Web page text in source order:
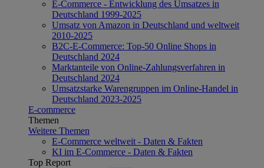
E-Commerce - Entwicklung des Umsatzes in
Deutschland 1999-2025
Umsatz von Amazon in Deutschland und weltweit
2010-2025
B2C-E-Commerce: Top-50 Online Shops in
Deutschland 2024
Marktanteile von Online-Zahlungsverfahren in
Deutschland 2024
Umsatzstarke Warengruppen im Online-Handel in
Deutschland 2023-2025
E-commerce
Themen
Weitere Themen
E-Commerce weltweit - Daten & Fakten
KI im E-Commerce - Daten & Fakten
Top Report